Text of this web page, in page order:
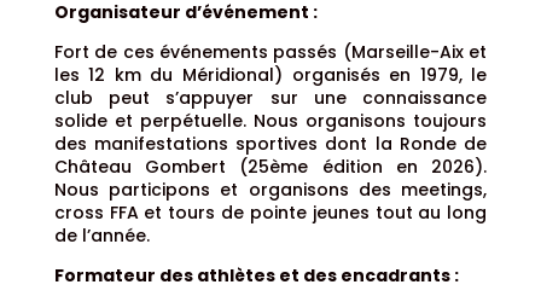
Organisateur d’événement :
Fort de ces événements passés (Marseille-Aix et
les 12 km du Méridional) organisés en 1979, le
club peut s’appuyer sur une connaissance
solide et perpétuelle. Nous organisons toujours
des manifestations sportives dont la Ronde de
Château Gombert (25ème édition en 2026).
Nous participons et organisons des meetings,
cross FFA et tours de pointe jeunes tout au long
de l’année.
Formateur des athlètes et des encadrants :